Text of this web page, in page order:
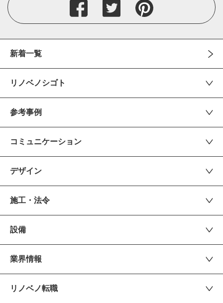
新着一覧
リノベノシゴト
参考事例
コミュニケーション
デザイン
施工・法令
設備
業界情報
リノベノ転職